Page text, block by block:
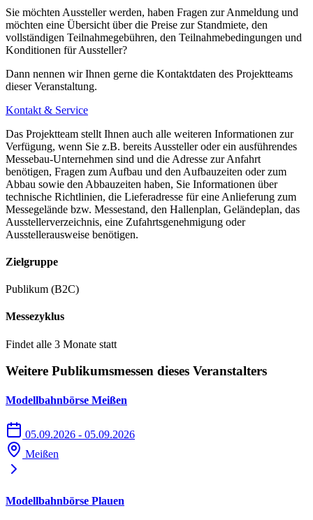
Sie möchten Aussteller werden, haben Fragen zur Anmeldung und
möchten eine Übersicht über die Preise zur Standmiete, den
vollständigen Teilnahmegebühren, den Teilnahmebedingungen und
Konditionen für Aussteller?
Dann nennen wir Ihnen gerne die Kontaktdaten des Projektteams
dieser Veranstaltung.
Kontakt & Service
Das Projektteam stellt Ihnen auch alle weiteren Informationen zur
Verfügung, wenn Sie z.B. bereits Aussteller oder ein ausführendes
Messebau-Unternehmen sind und die Adresse zur Anfahrt
benötigen, Fragen zum Aufbau und den Aufbauzeiten oder zum
Abbau sowie den Abbauzeiten haben, Sie Informationen über
technische Richtlinien, die Lieferadresse für eine Anlieferung zum
Messegelände bzw. Messestand, den Hallenplan, Geländeplan, das
Ausstellerverzeichnis, eine Zufahrtsgenehmigung oder
Ausstellerausweise benötigen.
Zielgruppe
Publikum (B2C)
Messezyklus
Findet alle 3 Monate statt
Weitere Publikumsmessen dieses Veranstalters
Modellbahnbörse Meißen
05.09.2026 - 05.09.2026
Meißen
Modellbahnbörse Plauen